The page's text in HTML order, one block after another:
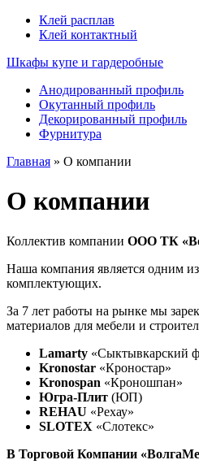
Клей расплав
Клей контактный
Шкафы купе и гардеробные
Анодированный профиль
Окутанный профиль
Декорированный профиль
Фурнитура
Главная » О компании
О компании
Коллектив компании ООО ТК
Наша компания является одним
комплектующих.
За 7 лет работы на рынке мы
материалов для мебели и
Lamarty «Сыктывкарский
Kronostar «Кроностар»
Kronospan «Кроношпан»
Югра-Плит (ЮП)
REHAU «Рехау»
SLOTEX «Слотекс»
В Торговой Компании